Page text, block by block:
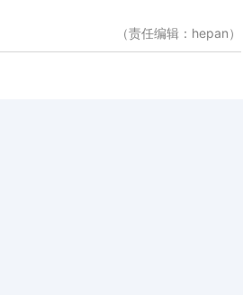
（责任编辑：hepan）